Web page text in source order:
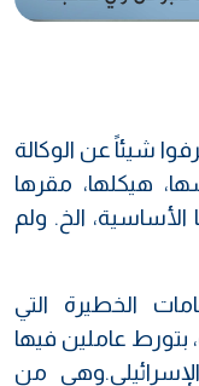
شيئاً عن الوكالة
هيكلها، مقرها
الخ. ولم
الخطيرة التي
بتورط عاملين فيها
من